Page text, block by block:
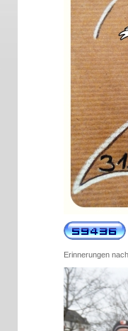
Erinnerungen